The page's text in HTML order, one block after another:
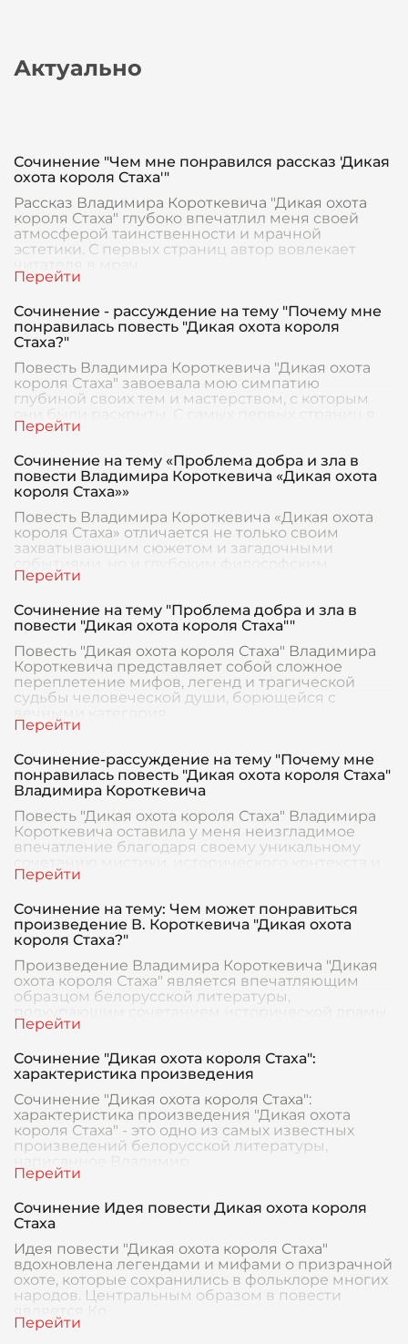
Актуально
Сочинение "Чем мне понравился рассказ 'Дикая
охота короля Стаха'"
Рассказ Владимира Короткевича "Дикая охота
короля Стаха" глубоко впечатлил меня своей
атмосферой таинственности и мрачной
эстетики. С первых страниц автор вовлекает
Сочинение - рассуждение на тему "Почему мне
понравилась повесть "Дикая охота короля
Стаха?"
Повесть Владимира Короткевича "Дикая охота
короля Стаха" завоевала мою симпатию
глубиной своих тем и мастерством, с которым
они были раскрыты. С самых первых страниц я
погрузился в
Сочинение на тему «Проблема добра и зла в
повести Владимира Короткевича «Дикая охота
короля Стаха»»
Повесть Владимира Короткевича «Дикая охота
короля Стаха» отличается не только своим
захватывающим сюжетом и загадочными
событиями, но и глубоким философским
содержанием, в частност
Сочинение на тему "Проблема добра и зла в
повести "Дикая охота короля Стаха""
Повесть "Дикая охота короля Стаха" Владимира
Короткевича представляет собой сложное
переплетение мифов, легенд и трагической
судьбы человеческой души, борющейся с
Сочинение-рассуждение на тему "Почему мне
понравилась повесть "Дикая охота короля Стаха"
Владимира Короткевича
Повесть "Дикая охота короля Стаха" Владимира
Короткевича оставила у меня неизгладимое
впечатление благодаря своему уникальному
глубоких
Сочинение на тему: Чем может понравиться
произведение В. Короткевича "Дикая охота
короля Стаха?"
Произведение Владимира Короткевича "Дикая
охота короля Стаха" является впечатляющим
образцом белорусской литературы,
мистики и психологич
Сочинение "Дикая охота короля Стаха":
характеристика произведения
Сочинение "Дикая охота короля Стаха":
характеристика произведения "Дикая охота
короля Стаха" - это одно из самых известных
произведений белорусской литературы,
написанное Владимир
Сочинение Идея повести Дикая охота короля
Стаха
Идея повести "Дикая охота короля Стаха"
вдохновлена легендами и мифами о призрачной
охоте, которые сохранились в фольклоре многих
народов. Центральным образом в повести
является Ко